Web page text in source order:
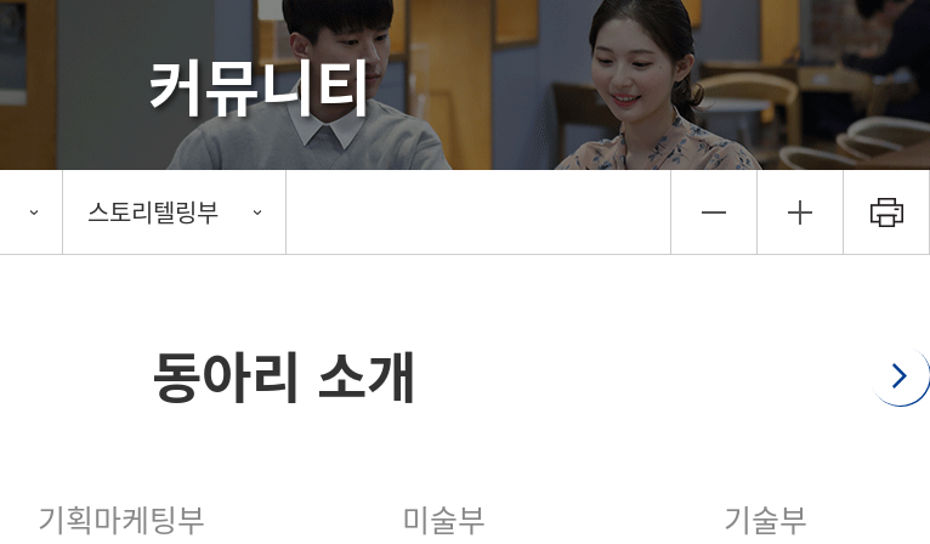
커뮤니티
스토리텔링부
동아리 소개
기획마케팅부 미술부 기술부